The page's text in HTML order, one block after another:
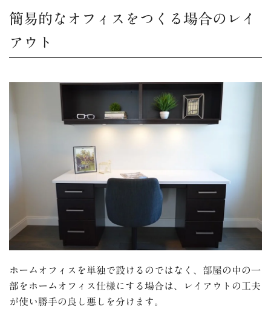
簡易的なオフィスをつくる場合のレイ
アウト
ホームオフィスを単独で設けるのではなく、部屋の中の一
部をホームオフィス仕様にする場合は、レイアウトの工夫
が使い勝手の良し悪しを分けます。